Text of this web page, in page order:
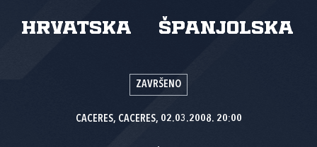
Hrvatska Španjolska
ZAVRŠENO
CACERES, CACERES, 02.03.2008. 20:00